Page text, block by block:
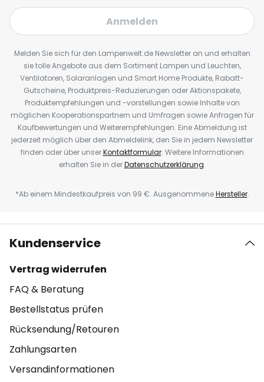
Anmelden
Melden Sie sich für den Lampenwelt.de Newsletter an und erhalten
sie tolle Angebote aus dem Sortiment Lampen und Leuchten,
Ventilatoren, Solaranlagen und Smart Home Produkte, Rabatt-
Gutscheine, Produktpreis-Reduzierungen oder Aktionspakete,
Produktempfehlungen und -vorstellungen sowie Inhalte von
möglichen Kooperationspartnern und Umfragen sowie Anfragen für
Kaufbewertungen und Weiterempfehlungen. Eine Abmeldung ist
jederzeit möglich über den Abmeldelink, den Sie in jedem Newsletter
finden oder über unserKontaktformular. Weitere Informationen
erhalten Sie in derDatenschutzerklärung.
*Ab einem Mindestkaufpreis von 99 €. AusgenommeneHersteller.
Kundenservice
Vertrag widerrufen
FAQ & Beratung
Bestellstatus prüfen
Rücksendung/Retouren
Zahlungsarten
Versandinformationen